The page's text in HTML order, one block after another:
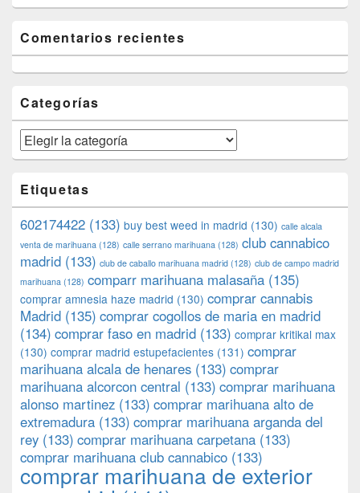
Comentarios recientes
Categorías
Categorías
Etiquetas
602174422 (133) buy best weed in madrid (130) calle alcala
venta de marihuana (128) calle serrano marihuana (128) club cannabico
madrid (133) club de caballo marihuana madrid (128) club de campo madrid
marihuana (128) comparr marihuana malasaña (135)
comprar amnesia haze madrid (130) comprar cannabis
Madrid (135) comprar cogollos de maria en madrid
(134) comprar faso en madrid (133) comprar kritikal max
(130) comprar madrid estupefacientes (131) comprar
marihuana alcala de henares (133) comprar
marihuana alcorcon central (133) comprar marihuana
alonso martinez (133) comprar marihuana alto de
extremadura (133) comprar marihuana arganda del
rey (133) comprar marihuana carpetana (133)
comprar marihuana club cannabico (133)
comprar marihuana de exterior